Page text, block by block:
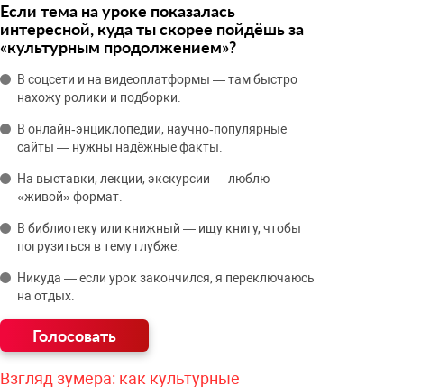
Если тема на уроке показалась
интересной, куда ты скорее пойдёшь за
«культурным продолжением»?
В соцсети и на видеоплатформы — там быстро
нахожу ролики и подборки.
В онлайн‑энциклопедии, научно‑популярные
сайты — нужны надёжные факты.
На выставки, лекции, экскурсии — люблю
«живой» формат.
В библиотеку или книжный — ищу книгу, чтобы
погрузиться в тему глубже.
Никуда — если урок закончился, я переключаюсь
на отдых.
Взгляд зумера: как культурные